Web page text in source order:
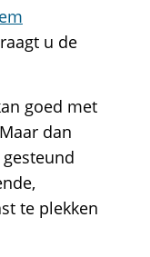
u de
goed met
dan
te plekken